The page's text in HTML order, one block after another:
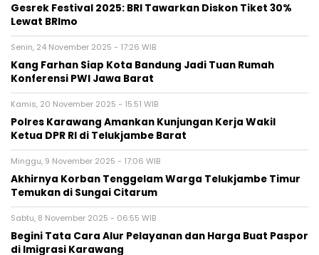
Gesrek Festival 2025: BRI Tawarkan Diskon Tiket 30%
Lewat BRImo
Senin, 24 November 2025 - 17:26 WIB
Kang Farhan Siap Kota Bandung Jadi Tuan Rumah
Konferensi PWI Jawa Barat
Kamis, 20 November 2025 - 15:51 WIB
Polres Karawang Amankan Kunjungan Kerja Wakil
Ketua DPR RI di Telukjambe Barat
Minggu, 9 November 2025 - 17:06 WIB
Akhirnya Korban Tenggelam Warga Telukjambe Timur
Temukan di Sungai Citarum
Sabtu, 8 November 2025 - 06:55 WIB
Begini Tata Cara Alur Pelayanan dan Harga Buat Paspor
di Imigrasi Karawang